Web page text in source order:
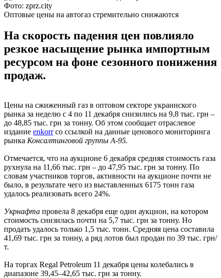
Фото: zprz.city
Оптовые цены на автогаз стремительно снижаются
На скорость падения цен повлияло
резкое насыщение рынка импортным
ресурсом на фоне сезонного понижения
продаж.
Цены на сжиженный газ в оптовом секторе украинского
рынка за неделю с 4 по 11 декабря снизились на 9,8 тыс. грн –
до 48,85 тыс. грн за тонну. Об этом сообщает отраслевое
издание еnkorrсо ссылкой на данные ценового мониторинга
рынка Консалтинговой группы А-95.
Отмечается, что на аукционе 6 декабря средняя стоимость газа
рухнула на 11,66 тыс. грн – до 47,95 тыс. грн за тонну. По
словам участников торгов, активности на аукционе почти не
было, в результате чего из выставленных 6175 тонн газа
удалось реализовать всего 24%.
Укрнафта провела 8 декабря еще один аукцион, на котором
стоимость снизилась почти на 5,7 тыс. грн за тонну. Но
продать удалось только 1,5 тыс. тонн. Средняя цена составила
41,69 тыс. грн за тонну, а ряд лотов был продан по 39 тыс. грн/
т.
На торгах Regal Petroleum 11 декабря цены колебались в
диапазоне 39,45–42,65 тыс. грн за тонну.